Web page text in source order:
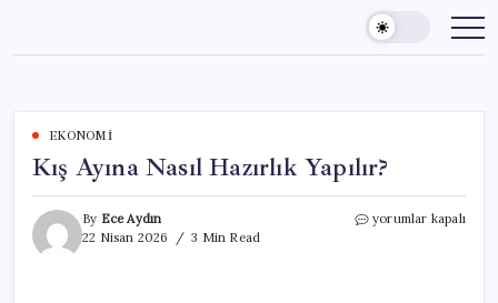
content
EKONOMI
Kış Ayına Nasıl Hazırlık Yapılır?
By Ece Aydın
22 Nisan 2026
3 Min Read
Kış
yorumlar kapalı